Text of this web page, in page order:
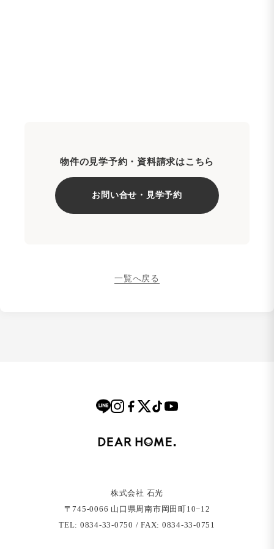
物件の見学予約・資料請求はこちら
お問い合せ・見学予約
一覧へ戻る
株式会社 石光
〒745-0066 ⼭⼝県周南市岡⽥町10−12
TEL: 0834-33-0750 / FAX: 0834-33-0751